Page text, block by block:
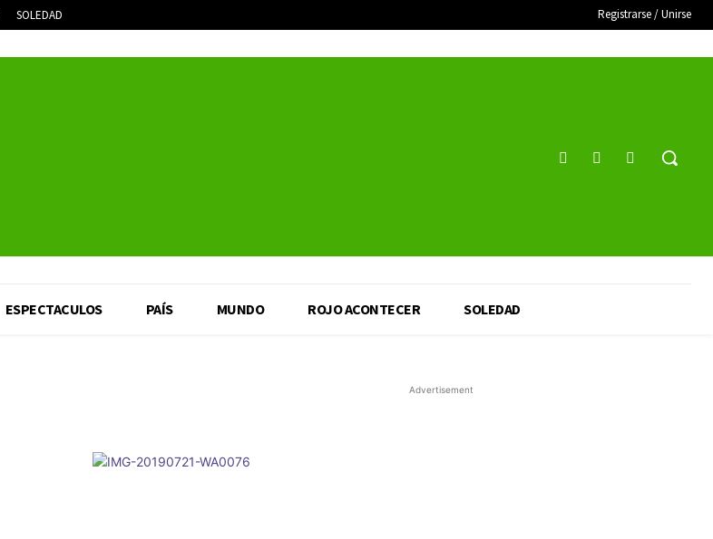
SOLEDAD Registrarse / Unirse
ESPECTACULOS PAÍS MUNDO ROJO ACONTECER SOLEDAD
Advertisement